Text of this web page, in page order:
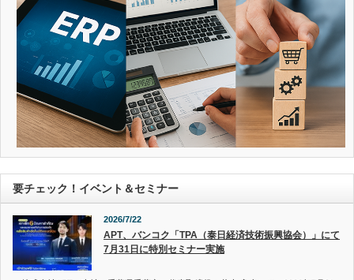
要チェック！イベント＆セミナー
2026/7/22
APT、バンコク「TPA（泰日経済技術振興協会）」にて
7月31日に特別セミナー実施